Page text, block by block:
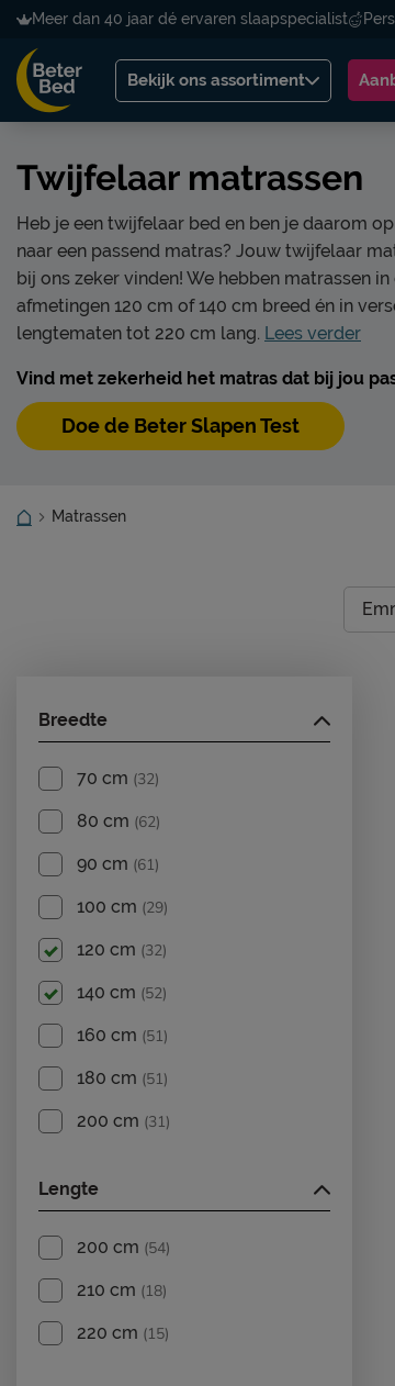
Meer dan 40 jaar dé ervaren slaapspecialist
Bekijk ons assortiment
Twijfelaar matrassen
Heb je een twijfelaar bed en ben je daarom
naar een passend matras? Jouw twijfelaar
bij ons zeker vinden! We hebben matrassen in
afmetingen 120 cm of 140 cm breed én in
lengtematen tot 220 cm lang. Lees verder
Vind met zekerheid het matras dat bij jou
Doe de Beter Slapen Test
Matrassen
Breedte
70 cm (32)
80 cm (62)
90 cm (61)
100 cm (29)
120 cm (32)
140 cm (52)
160 cm (51)
180 cm (51)
200 cm (31)
Lengte
200 cm (54)
210 cm (18)
220 cm (15)